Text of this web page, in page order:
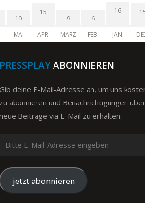
10
MAI
15
APR.
9
MÄRZ
6
FEB.
16
JAN.
15
PRESSPLAYABONNIEREN
Gib deine E-Mail-Adresse an, um uns
zu abonnieren und Benachrichtigungen über
neue Beiträge via E-Mail zu erhalten.
Mail-
Adresse
eingeben
jetzt abonnieren